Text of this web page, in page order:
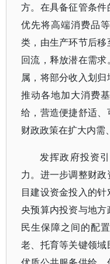
方。在具备征管条件
优先将高端消费品
类，由生产环节后
回流，释放潜在需
属，将部分收入划归
推动各地加大消费
给，营造便捷舒适
财政政策在扩大内需
发挥政府投资
力。进一步调整财
目建设资金投入的
央预算内投资与地
民生保障之间的配
老、托育等关键领